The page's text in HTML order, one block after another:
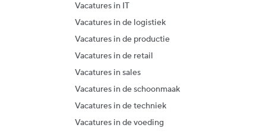
Vacatures in IT
Vacatures in de logistiek
Vacatures in de productie
Vacatures in de retail
Vacatures in sales
Vacatures in de schoonmaak
Vacatures in de techniek
Vacatures in de voeding